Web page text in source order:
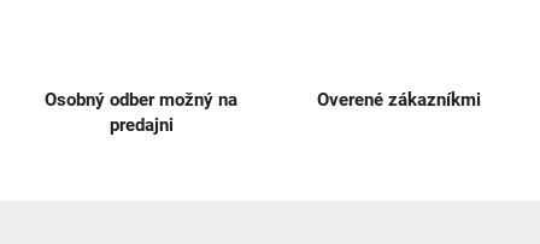
Osobný odber možný na
predajni
Overené zákazníkmi